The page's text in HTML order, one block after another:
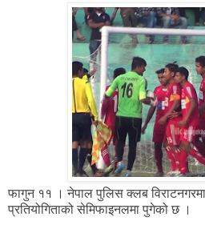
फागुन ११ । नेपाल पुलिस क्लब
प्रतियोगिताको सेमिफाइनलमा पुगेको छ ।